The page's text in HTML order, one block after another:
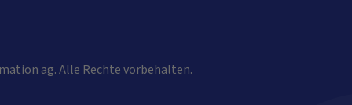
ag. Alle Rechte vorbehalten.